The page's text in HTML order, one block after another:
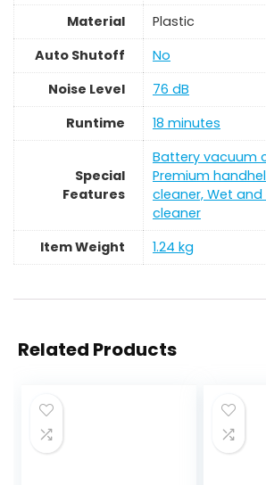
Material
‎Plastic
Auto Shutoff
‎No
Noise Level
‎76 dB
Runtime
‎18 minutes
Special
Features
‎Battery vacuum
Premium
cleaner, Wet
cleaner
Item Weight
‎1.24 kg
Related Products